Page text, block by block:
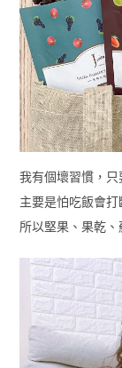
我有個壞習慣，
主要是怕吃飯會
所以堅果、果乾